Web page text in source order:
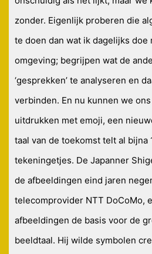
zonder. Eigenlijk proberen die
te doen dan wat ik dagelijks doe
omgeving; begrijpen wat de
‘gesprekken’ te analyseren en
verbinden. En nu kunnen we
uitdrukken met emoji, een
taal van de toekomst telt al bijna
tekeningetjes. De Japanner
de afbeeldingen eind jaren
telecomprovider NTT DoCoMo,
afbeeldingen de basis voor de
beeldtaal. Hij wilde symbolen